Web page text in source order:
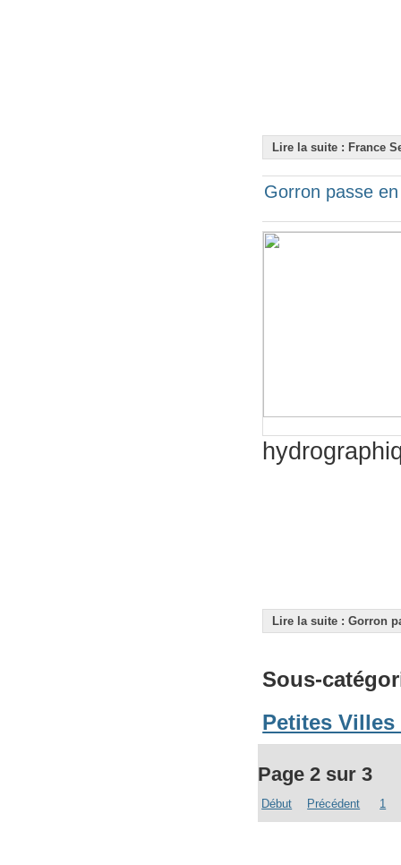
Lire la suite : France
Gorron passe
Lire la suite : Gorron
Sous-
Petites Villes
Page 2 sur 3
Début Précédent 1